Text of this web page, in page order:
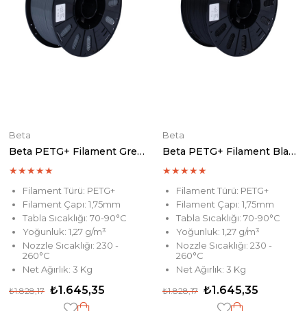
Beta
Beta PETG+ Filament Grey 3 KG
★★★★★
Filament Türü: PETG+
Filament Çapı: 1,75mm
Tabla Sıcaklığı: 70-90°C
Yoğunluk: 1,27 g/m³
Nozzle Sıcaklığı: 230 -
260°C
Net Ağırlık: 3 Kg
₺1.645,35
₺1.828,17
Beta
Beta PETG+ Filament Black 3 KG
★★★★★
Filament Türü: PETG+
Filament Çapı: 1,75mm
Tabla Sıcaklığı: 70-90°C
Yoğunluk: 1,27 g/m³
Nozzle Sıcaklığı: 230 -
260°C
Net Ağırlık: 3 Kg
₺1.645,35
₺1.828,17